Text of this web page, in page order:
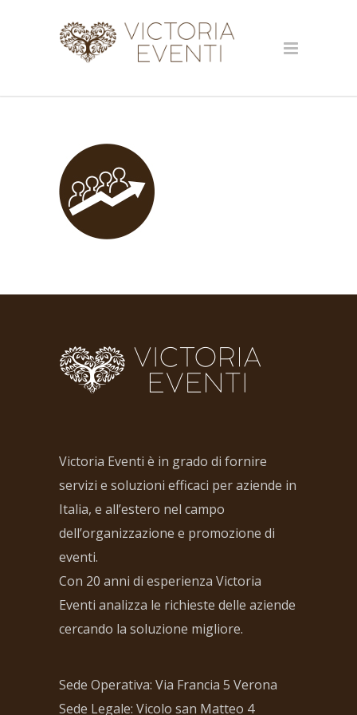
Victoria Eventi è in grado di fornire
servizi e soluzioni efficaci per aziende in
Italia, e all’estero nel campo
dell’organizzazione e promozione di
eventi.
Con 20 anni di esperienza Victoria
Eventi analizza le richieste delle aziende
cercando la soluzione migliore.
Sede Operativa: Via Francia 5 Verona
Sede Legale: Vicolo san Matteo 4